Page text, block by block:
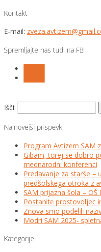
Kontakt
E-mail:
Spremljajte nas tudi na FB
Išči:
Najnovejši prispevki
Program Avtizem SAM
Gibam, torej se dobro
mednarodni konferenci
Predavanje za starše –
predšolskega otroka z
SAM prijazna šola – OŠ
Postanite prostovoljec
Znova smo podelili
Modri SAM 2025-
Kategorije